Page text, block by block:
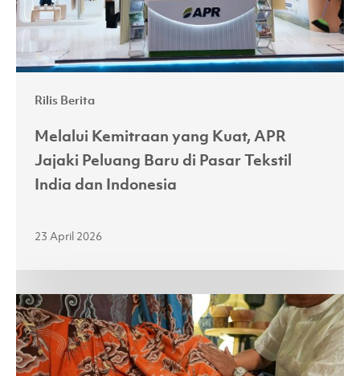
Rilis Berita
Baru
Pasar
India
Melalui Kemitraan yang Kuat, APR
Jajaki Peluang Baru di Pasar Tekstil
India dan Indonesia
23 April 2026
Perkuat
Sektor
Batik
Nasional,